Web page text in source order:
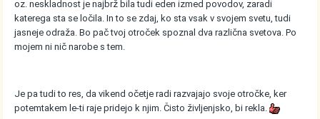
oz. neskladnost je najbrž bila tudi eden izmed povodov, zaradi
katerega sta se ločila. In to se zdaj, ko sta vsak v svojem svetu, tudi
jasneje odraža. Bo pač tvoj otroček spoznal dva različna svetova. Po
mojem ni nič narobe s tem.
Je pa tudi to res, da vikend očetje radi razvajajo svoje otročke, ker
potemtakem le-ti raje pridejo k njim. Čisto življenjsko, bi rekla.